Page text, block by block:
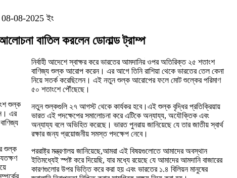
08-08-2025 ইং
বাতিল করলেন ডোনাল্ড ট্রাম্প
শুল্ক
এর
শুল্ক
নির্বাহী আদেশে স্বাক্ষর করে ভারতের আমদানির ওপর অতিরিক্ত ২৫ শতাংশ
বাণিজ্য শুল্ক আরোপ করেন। এর আগে তিনি রাশিয়া থেকে ভারতের তেল কেনা
নিয়ে সতর্ক করেছিলেন। এই নতুন শুল্ক আরোপের ফলে মোট শুল্কের পরিমাণ
৫০ শতাংশে পৌঁছেছে।
নতুন শুল্কগুলি ২৭ আগস্ট থেকে কার্যকর হবে।এই শুল্ক বৃদ্ধির প্রতিক্রিয়ায়
ভারত এই পদক্ষেপের সমালোচনা করে এটিকে অন্যায্য, অযৌক্তিক এবং
অন্যায্য বলে অভিহিত করেছে। ভারত পুনরায় জানিয়েছে যে তার জাতীয় স্বার্থ
রক্ষার জন্য প্রয়োজনীয় সমস্ত পদক্ষেপ নেবে।
পররাষ্ট্র মন্ত্রণালয় জানিয়েছে,আমরা এই বিষয়গুলোতে আমাদের অবস্থান
ইতিমধ্যেই স্পষ্ট করে দিয়েছি, যার মধ্যে রয়েছে যে আমাদের আমদানি বাজারের
কারণগুলোর উপর ভিত্তি করে করা হয় এবং ভারতের ১.৪ বিলিয়ন মানুষের